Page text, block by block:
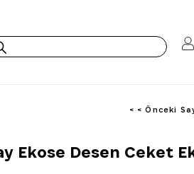
< < Önceki
Ekose Desen Ceket